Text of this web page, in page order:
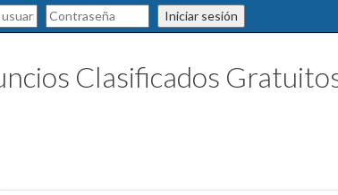
Iniciar sesión